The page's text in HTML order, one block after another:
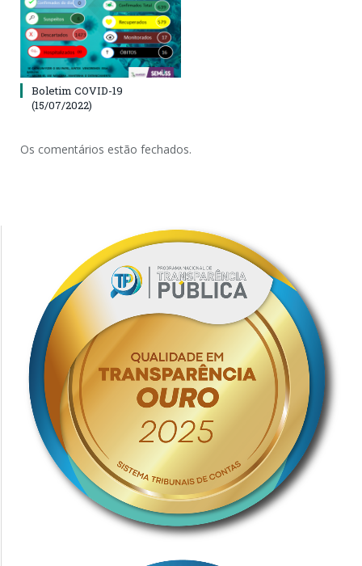
Boletim COVID-19
(15/07/2022)
Os comentários estão fechados.